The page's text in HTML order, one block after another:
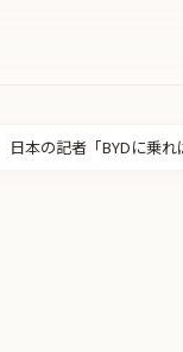
日本の記者「BYDに乗